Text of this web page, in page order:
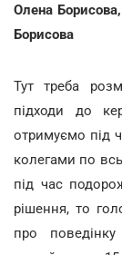
Олена
Борисова
Тут треба
підходи до
отримуємо під
колегами по
під час
рішення, то
про